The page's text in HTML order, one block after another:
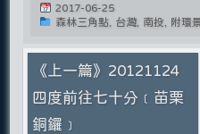
2017-06-25
森林三角點, 台灣, 南投, 附環
《上一篇》20121124
四度前往七十分﹝苗栗
銅鑼﹞